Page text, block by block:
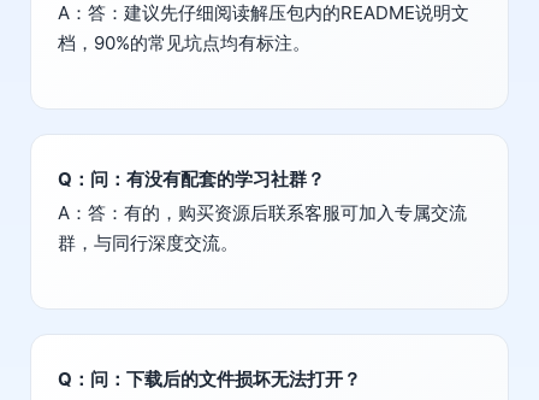
A：答：建议先仔细阅读解压包内的README说明文
档，90%的常见坑点均有标注。
Q：问：有没有配套的学习社群？
A：答：有的，购买资源后联系客服可加入专属交流
群，与同行深度交流。
Q：问：下载后的文件损坏无法打开？